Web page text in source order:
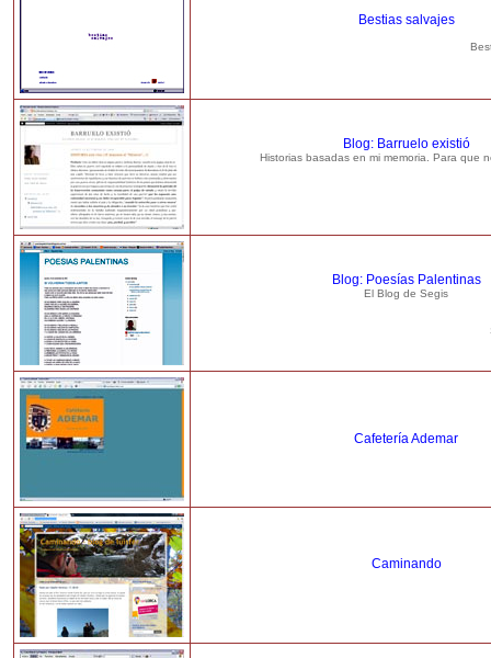
Bestias salvajes
Blog: Barruelo existió
Historias basadas en mi memoria. Para que
Blog: Poesías Palentinas
El Blog de Segis
Cafetería Ademar
Caminando